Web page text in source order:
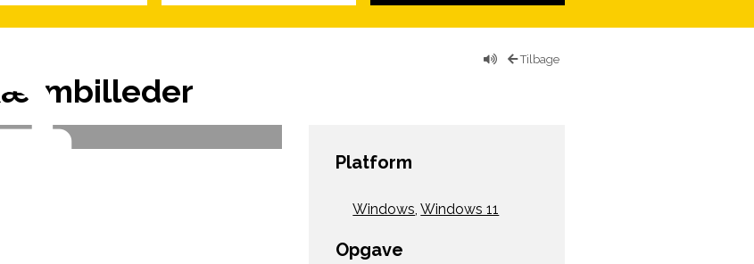
Tilbage
Platform
Windows,Windows 11
Opgave